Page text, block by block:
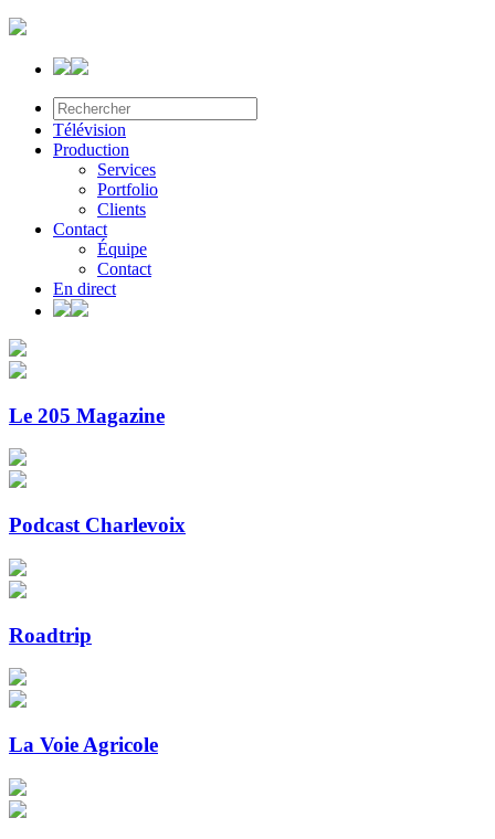
Télévision
Production
Services
Portfolio
Clients
Contact
Équipe
Contact
En direct
Le 205 Magazine
Podcast Charlevoix
Roadtrip
La Voie Agricole